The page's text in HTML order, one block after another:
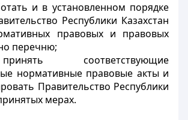
и в установленном порядке
Республики Казахстан
правовых и правовых
перечню;
соответствующие
нормативные правовые акты и
Правительство Республики
мерах.